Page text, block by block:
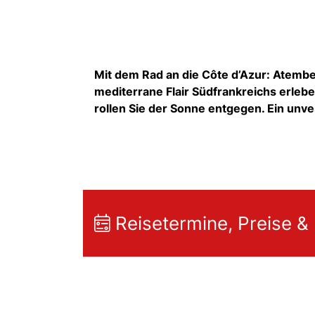
Mit dem Rad an die Côte d’Azur:
mediterrane Flair Südfrankreichs
rollen Sie der Sonne entgegen. Ein
Reisetermine, Preise &